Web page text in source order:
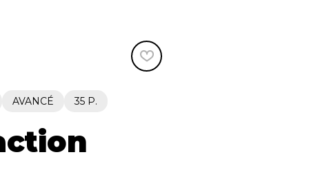
Quatuor de saxophones
Disques compacts et
DVDs
AVANCÉ 35 P.